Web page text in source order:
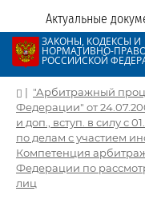
Актуальные
ЗАКОНЫ, КОДЕКСЫ И
НОРМАТИВНО-
РОССИЙСКОЙ
| "Арбитражный
Федерации" от
и доп., вступ. в силу с
по делам с участием
Компетенция
Федерации по
лиц